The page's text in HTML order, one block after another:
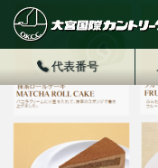
代表番号